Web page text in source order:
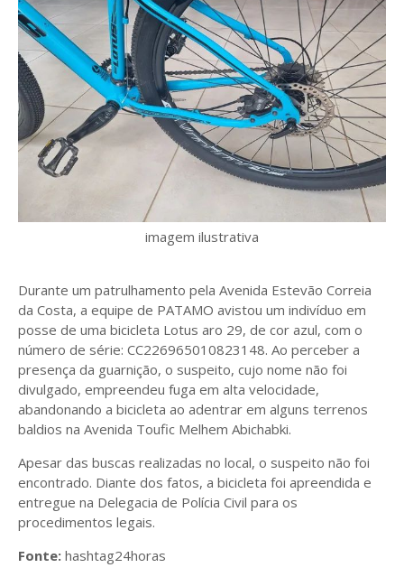
imagem ilustrativa
Durante um patrulhamento pela Avenida Estevão Correia
da Costa, a equipe de PATAMO avistou um indivíduo em
posse de uma bicicleta Lotus aro 29, de cor azul, com o
número de série: CC226965010823148. Ao perceber a
presença da guarnição, o suspeito, cujo nome não foi
divulgado, empreendeu fuga em alta velocidade,
abandonando a bicicleta ao adentrar em alguns terrenos
baldios na Avenida Toufic Melhem Abichabki.
Apesar das buscas realizadas no local, o suspeito não foi
encontrado. Diante dos fatos, a bicicleta foi apreendida e
entregue na Delegacia de Polícia Civil para os
procedimentos legais.
Fonte: hashtag24horas